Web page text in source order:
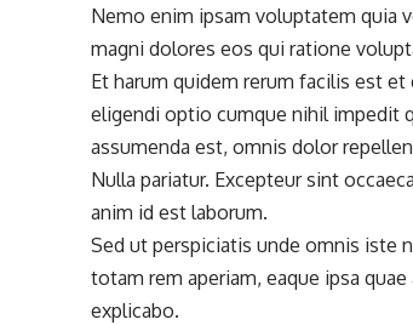
Nemo enim ipsam voluptatem quia
magni dolores eos qui ratione
Et harum quidem rerum facilis est
eligendi optio cumquenihil impedit
assumenda est, omnis dolor
Nulla pariatur. Excepteur sint
anim id est laborum.
Sed ut perspiciatis unde omnis iste
totam rem aperiam, eaque ipsa
explicabo.